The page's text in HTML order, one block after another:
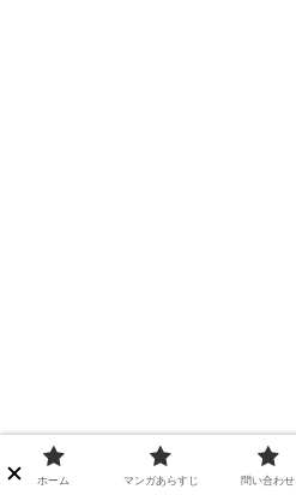
ホーム マンガあらすじ 問い合わせ